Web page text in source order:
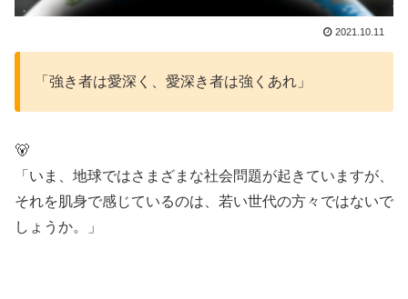
2021.10.11
「強き者は愛深く、愛深き者は強くあれ」
🐻
「いま、地球ではさまざまな社会問題が起きていますが、
それを肌身で感じているのは、若い世代の方々ではないで
しょうか。」